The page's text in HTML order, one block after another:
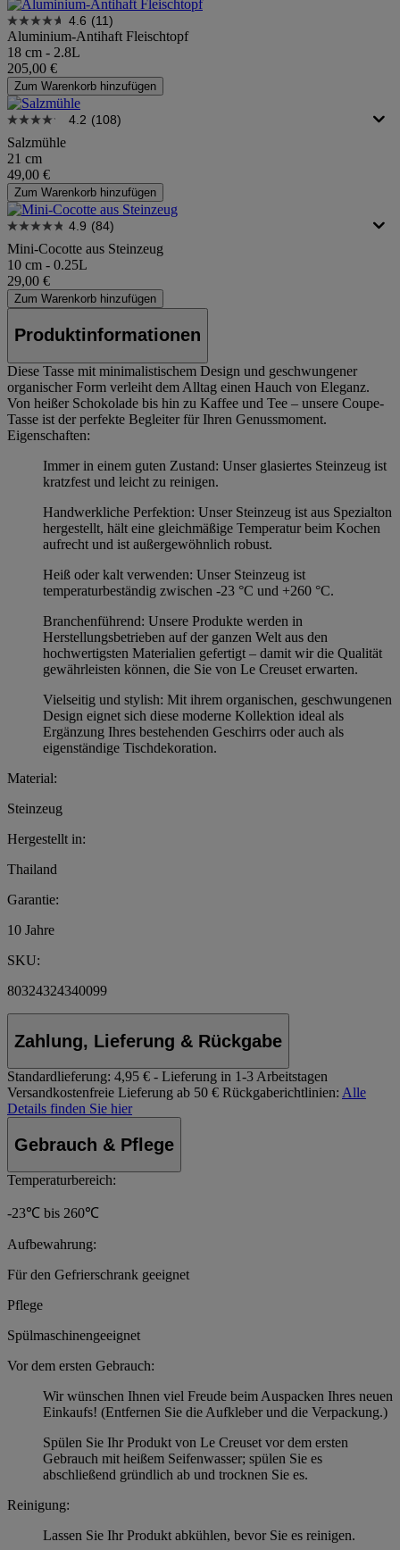
4.6 (11)
Aluminium-Antihaft Fleischtopf
18 cm - 2.8L
205,00 €
Zum Warenkorb hinzufügen
4.2 (108)
Salzmühle
21 cm
49,00 €
Zum Warenkorb hinzufügen
4.9 (84)
Mini-Cocotte aus Steinzeug
10 cm - 0.25L
29,00 €
Zum Warenkorb hinzufügen
Produktinformationen
Diese Tasse mit minimalistischem Design und geschwungener
organischer Form verleiht dem Alltag einen Hauch von Eleganz.
Von heißer Schokolade bis hin zu Kaffee und Tee – unsere Coupe-
Tasse ist der perfekte Begleiter für Ihren Genussmoment.
Eigenschaften:
Immer in einem guten Zustand: Unser glasiertes Steinzeug ist
kratzfest und leicht zu reinigen.
Handwerkliche Perfektion: Unser Steinzeug ist aus Spezialton
hergestellt, hält eine gleichmäßige Temperatur beim Kochen
aufrecht und ist außergewöhnlich robust.
Heiß oder kalt verwenden: Unser Steinzeug ist
temperaturbeständig zwischen -23 °C und +260 °C.
Branchenführend: Unsere Produkte werden in
Herstellungsbetrieben auf der ganzen Welt aus den
hochwertigsten Materialien gefertigt – damit wir die Qualität
gewährleisten können, die Sie von Le Creuset erwarten.
Vielseitig und stylish: Mit ihrem organischen, geschwungenen
Design eignet sich diese moderne Kollektion ideal als
Ergänzung Ihres bestehenden Geschirrs oder auch als
eigenständige Tischdekoration.
Material:
Steinzeug
Hergestellt in:
Thailand
Garantie:
10 Jahre
SKU:
80324324340099
Zahlung, Lieferung & Rückgabe
Standardlieferung: 4,95 € - Lieferung in 1-3 Arbeitstagen
Versandkostenfreie Lieferung ab 50 € Rückgaberichtlinien: Alle
Details finden Sie hier
Gebrauch & Pflege
Temperaturbereich:
-23℃ bis 260℃
Aufbewahrung:
Für den Gefrierschrank geeignet
Pflege
Spülmaschinengeeignet
Vor dem ersten Gebrauch:
Wir wünschen Ihnen viel Freude beim Auspacken Ihres neuen
Einkaufs! (Entfernen Sie die Aufkleber und die Verpackung.)
Spülen Sie Ihr Produkt von Le Creuset vor dem ersten
Gebrauch mit heißem Seifenwasser; spülen Sie es
abschließend gründlich ab und trocknen Sie es.
Reinigung:
Lassen Sie Ihr Produkt abkühlen, bevor Sie es reinigen.